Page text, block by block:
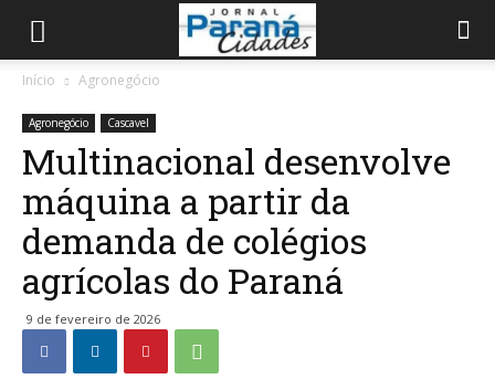
Início Agronegócio
Agronegócio Cascavel
Multinacional desenvolve
máquina a partir da
demanda de colégios
agrícolas do Paraná
9 de fevereiro de 2026